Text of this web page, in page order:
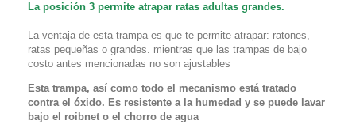
La posición 3 permite atrapar ratas adultas grandes.
La ventaja de esta trampa es que te permite atrapar: ratones,
ratas pequeñas o grandes. mientras que las trampas de bajo
costo antes mencionadas no son ajustables
Esta trampa, así como todo el mecanismo está tratado
contra el óxido. Es resistente a la humedad y se puede lavar
bajo el roibnet o el chorro de agua